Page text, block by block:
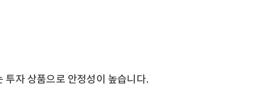
투자 상품으로 안정성이 높습니다.